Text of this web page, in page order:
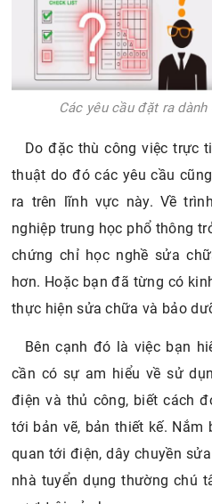
Các yêu cầu đặt ra
Do đặc thù công việc trực
thuật do đó các yêu cầu
ra trên lĩnh vực này. Về
nghiệp trung học phổ thông
chứng chỉ học nghề sửa
hơn. Hoặc bạn đã từng có
thực hiện sửa chữa và bảo
Bên cạnh đó là việc bạn
cần có sự am hiểu về sử
điện và thủ công, biết cách
tới bản vẽ, bản thiết kế.
quan tới điện, dây chuyền
nhà tuyển dụng thường chú